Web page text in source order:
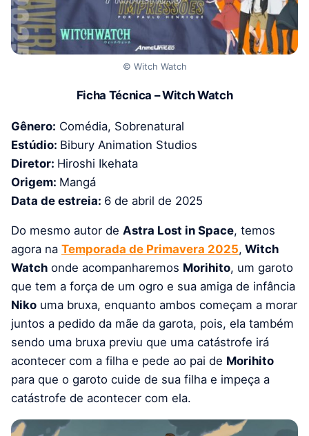
© Witch Watch
Ficha Técnica – Witch Watch
Gênero: Comédia, Sobrenatural
Estúdio: Bibury Animation Studios
Diretor: Hiroshi Ikehata
Origem: Mangá
Data de estreia: 6 de abril de 2025
Do mesmo autor de Astra Lost in Space, temos
agora na Temporada de Primavera 2025, Witch
Watch onde acompanharemos Morihito, um garoto
que tem a força de um ogro e sua amiga de infância
Niko uma bruxa, enquanto ambos começam a morar
juntos a pedido da mãe da garota, pois, ela também
sendo uma bruxa previu que uma catástrofe irá
acontecer com a filha e pede ao pai de Morihito
para que o garoto cuide de sua filha e impeça a
catástrofe de acontecer com ela.